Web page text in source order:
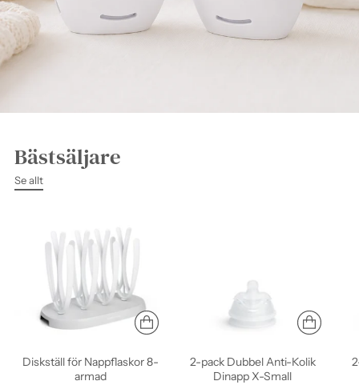
Bästsäljare
Se allt
Diskställ för Nappflaskor 8-
armad
2-pack Dubbel Anti-Kolik
Dinapp X-Small